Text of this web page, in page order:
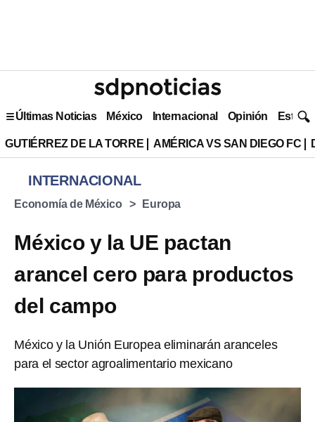
Últimas Noticias México Internacional Opinión Estilo
GUTIÉRREZ DE LA TORRE AMÉRICA VS SAN DIEGO FC
INTERNACIONAL
Economía de México Europa
México y la UE pactan
arancel cero para productos
del campo
México y la Unión Europea eliminarán aranceles
para el sector agroalimentario mexicano